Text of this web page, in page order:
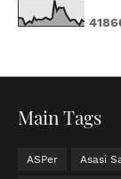
4186
Main Tags
ASPer Asasi